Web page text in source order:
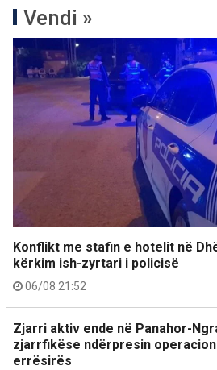
Vendi »
Konflikt me stafin e hotelit në
kërkim ish-zyrtari i policisë
06/08 21:52
Zjarri aktiv ende në Panahor-
zjarrfikëse ndërpresin
errësirës